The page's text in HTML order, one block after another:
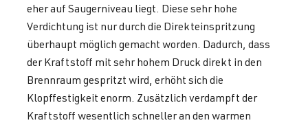
eher auf Saugerniveau liegt. Diese sehr hohe
Verdichtung ist nur durch die Direkteinspritzung
überhaupt möglich gemacht worden. Dadurch, dass
der Kraftstoff mit sehr hohem Druck direkt in den
Brennraum gespritzt wird, erhöht sich die
Klopffestigkeit enorm. Zusätzlich verdampft der
Kraftstoff wesentlich schneller an den warmen